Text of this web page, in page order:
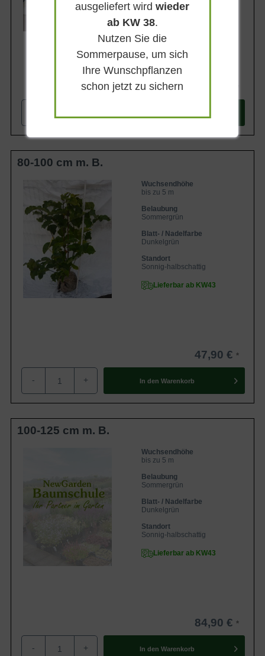
Lieferbar
80-100 cm m. B.
Wuchsendhöhe
bis zu 5 m
Belaubung
Sommergrün
Blatt- / Nadelfarbe
Dunkelgrün
Standort
Sonnig-halbschattig
Lieferbar ab KW43
47,90 €
- + In den Warenkorb
100-125 cm m. B.
Wuchsendhöhe
bis zu 5 m
Belaubung
Sommergrün
Blatt- / Nadelfarbe
Dunkelgrün
Standort
Sonnig-halbschattig
Lieferbar ab KW43
84,90 €
- + In den Warenkorb
ausgeliefert wirdwieder
ab KW 38.
Nutzen Sie die
Sommerpause, um sich
Ihre Wunschpflanzen
schon jetzt zu sichern